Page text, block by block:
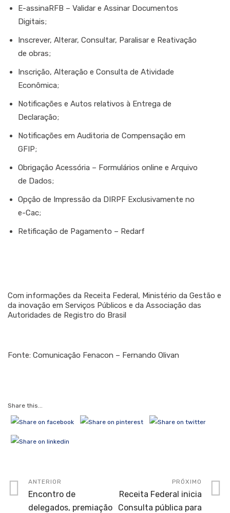
E-assinaRFB – Validar e Assinar Documentos
Digitais;
Inscrever, Alterar, Consultar, Paralisar e Reativação
de obras;
Inscrição, Alteração e Consulta de Atividade
Econômica;
Notificações e Autos relativos à Entrega de
Declaração;
Notificações em Auditoria de Compensação em
GFIP;
Obrigação Acessória – Formulários online e Arquivo
de Dados;
Opção de Impressão da DIRPF Exclusivamente no
e-Cac;
Retificação de Pagamento – Redarf
Com informações da Receita Federal, Ministério da Gestão e
da inovação em Serviços Públicos e da Associação das
Autoridades de Registro do Brasil
Fonte: Comunicação Fenacon – Fernando Olivan
Share this...
ANTERIOR
Encontro de
delegados, premiação
PRÓXIMO
Receita Federal inicia
Consulta pública para